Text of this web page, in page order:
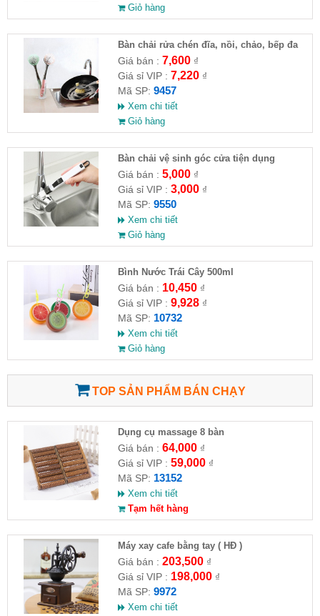
Giỏ hàng
Bàn chải rửa chén đĩa, nồi, chảo, bếp đa
năng 27x6cm
Giá bán : 7,600₫
Giá sỉ VIP : 7,220₫
Mã SP: 9457
Xem chi tiết
Giỏ hàng
Bàn chải vệ sinh góc cửa tiện dụng
Giá bán : 5,000₫
Giá sỉ VIP : 3,000₫
Mã SP: 9550
Xem chi tiết
Giỏ hàng
Bình Nước Trái Cây 500ml
Giá bán : 10,450₫
Giá sỉ VIP : 9,928₫
Mã SP: 10732
Xem chi tiết
Giỏ hàng
TOP SẢN PHẨM BÁN CHẠY
Dụng cụ massage 8 bàn
Giá bán : 64,000₫
Giá sỉ VIP : 59,000₫
Mã SP: 13152
Xem chi tiết
Tạm hết hàng
Máy xay cafe bằng tay ( HĐ )
Giá bán : 203,500₫
Giá sỉ VIP : 198,000₫
Mã SP: 9972
Xem chi tiết